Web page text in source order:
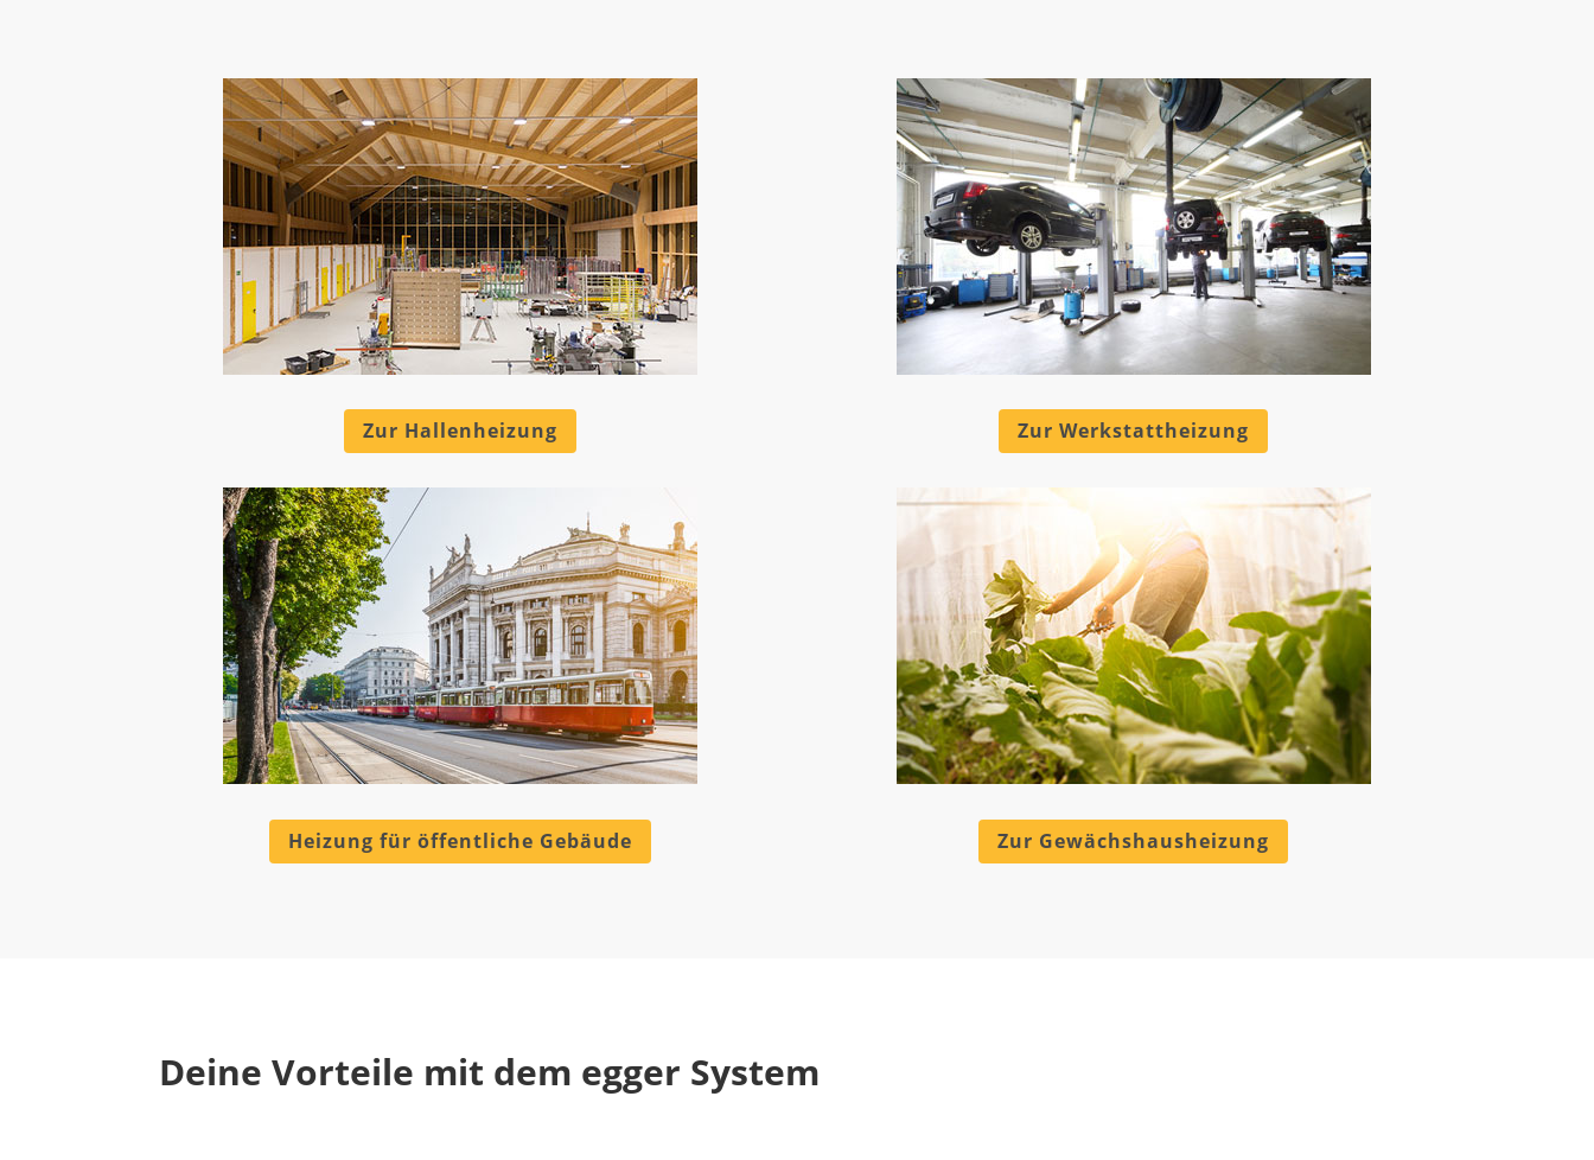
Zur Hallenheizung
Heizung für öffentliche Gebäude
Zur Werkstattheizung
Zur Gewächshausheizung
Deine Vorteile mit dem egger System